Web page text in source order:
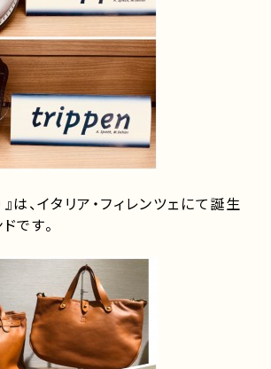
は、イタリア・フィレンツェにて誕生
です。